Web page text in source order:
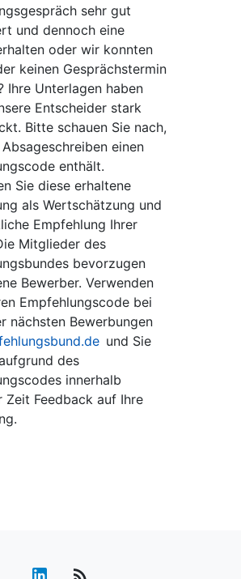
sehr gut
und dennoch eine
oder wir konnten
keinen Gesprächstermin
Ihre Unterlagen haben
Entscheider stark
Bitte schauen Sie nach,
einen
enthält.
Sie diese erhaltene
als Wertschätzung und
Empfehlung Ihrer
Mitglieder des
bevorzugen
Bewerber. Verwenden
Empfehlungscode bei
nächsten Bewerbungen
und Sie
des
innerhalb
Zeit Feedback auf Ihre